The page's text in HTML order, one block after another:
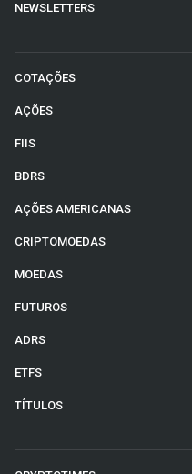
NEWSLETTERS
COTAÇÕES
AÇÕES
FIIS
BDRS
AÇÕES AMERICANAS
CRIPTOMOEDAS
MOEDAS
FUTUROS
ADRS
ETFS
TÍTULOS